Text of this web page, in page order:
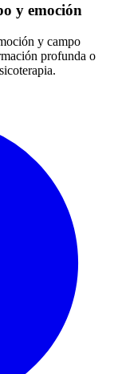
y emoción
y campo
profunda o